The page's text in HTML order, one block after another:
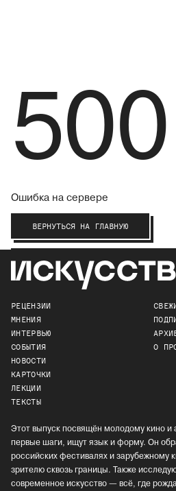
500
Ошибка на сервере
ВЕРНУТЬСЯ НА ГЛАВНУЮ
РЕЦЕНЗИИ
МНЕНИЯ
ИНТЕРВЬЮ
СОБЫТИЯ
НОВОСТИ
КАРТОЧКИ
ЛЕКЦИИ
ТЕКСТЫ
О
Этот выпуск посвящён молодому кино
первые шаги, ищут язык и форму. Он
российских фестивалях и зарубежному
зрителю сквозь границы. Также
современное искусство — всё, где